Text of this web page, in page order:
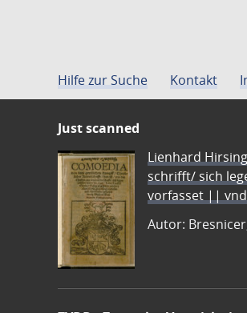
Hilfe zur Suche Kontakt
Just scanned
Lienhard
schrifft/ sich
vorfasset ||
Autor: